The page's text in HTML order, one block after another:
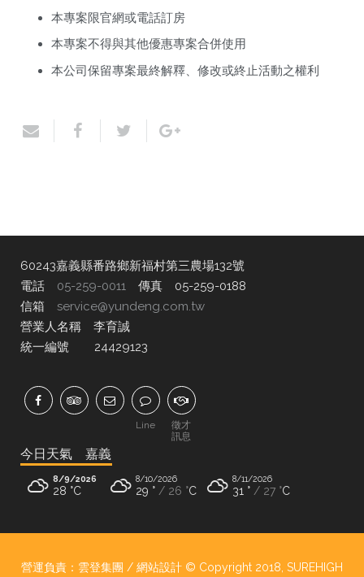
本專案限官網或電話訂房
本專案不得與其他優惠專案合併使用
本公司保留專案最終解釋、修改或終止活動之權利
60243嘉義縣番路鄉新福村第三農場132號
電話 05-259-0011 傳真 05-259-0188
信箱 service@yundeng.com.tw
營業人名稱 李育誠
統一編號 24429123
Line
徵才
訊息
今日天氣 嘉義
8/9/2026
28 °C
8/10/2026
29 ° 26 °C
8/11/2026
31 ° 27 °C
營運負責：雲登集團 / 網站設計 © Copyright 2018, SUREHIGH